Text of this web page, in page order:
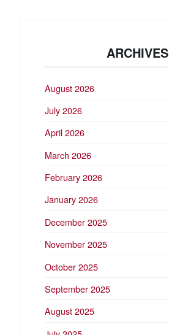
ARCHIVES
August 2026
July 2026
April 2026
March 2026
February 2026
January 2026
December 2025
November 2025
October 2025
September 2025
August 2025